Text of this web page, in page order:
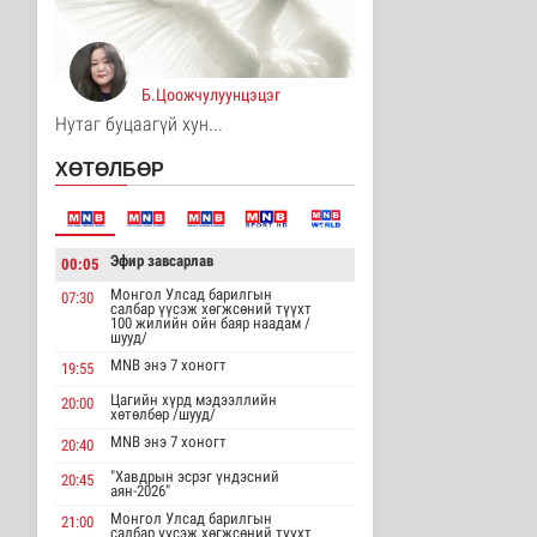
14 цаг 15 минутын өмнө
Хирошимад иргэд
Японы зэвсгийн
экспортын бодлогы..
Дэлхийд
14 цаг 27 минутын өмнө
Трамп Ирантай
шинэ гарц эрэлх..
15 цаг 35 минутын өмнө
Европ даяар хэт халалт
эрчимжиж байна
Дэлхийд
Голууд үертэй байна
15 цаг 1 минутын өмнө
Б.Цоожчулуунцэцэг
Нутаг буцаагүй хун...
ХӨТӨЛБӨР
00:05 Эфир завсарлав
07:30
Монгол Улсад барилгын
салбар үүсэж хөгжсөний түүхт
100 жилийн ойн баяр наадам /
шууд/
19:55
MNB энэ 7 хоногт
20:00
Цагийн хүрд мэдээллийн
хөтөлбөр /шууд/
20:40
MNB энэ 7 хоногт
20:45
"Хавдрын эсрэг үндэсний
аян-2026"
21:00
Монгол Улсад барилгын
салбар үүсэж хөгжсөний түүхт